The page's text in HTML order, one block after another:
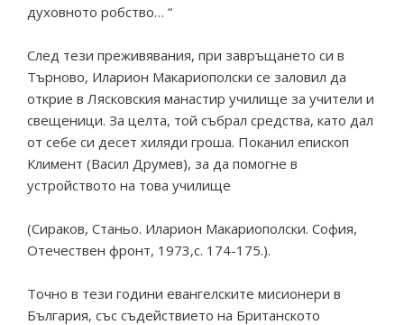
духовното робство… “
След тези преживявания, при завръщането си в
Търново, Иларион Макариополски се заловил да
открие в Лясковския манастир училище за учители и
свещеници. За целта, той събрал средства, като дал
от себе си десет хиляди гроша. Поканил епископ
Климент (Васил Друмев), за да помогне в
устройството на това училище
(Сираков, Станьо. Иларион Макариополски. София,
Отечествен фронт, 1973,с. 174-175.).
Точно в тези години евангелските мисионери в
България, със съдействието на Британското